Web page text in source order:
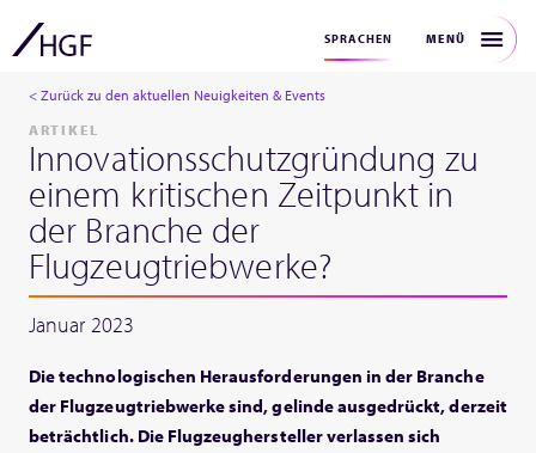
SPRACHEN MENÜ
< Zurück zu den aktuellen Neuigkeiten & Events
ARTIKEL
Innovationsschutzgründung zu
einem kritischen Zeitpunkt in
der Branche der
Flugzeugtriebwerke?
Januar 2023
Die technologischen Herausforderungen in der Branche
der Flugzeugtriebwerke sind, gelinde ausgedrückt, derzeit
beträchtlich. Die Flugzeughersteller verlassen sich